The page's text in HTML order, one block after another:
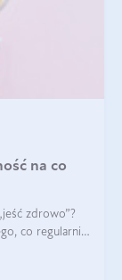
na co
zdrowo”?
co regularnie